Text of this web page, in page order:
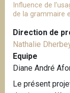
Influence de
de la grammaire
Direction de
Nathalie
Equipe
Diane André
Le présent